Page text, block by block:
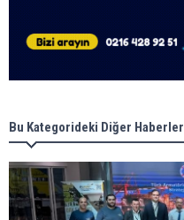
Bu Kategorideki Diğer Haberler